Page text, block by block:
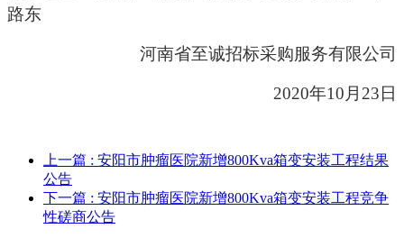
路东
河南省至诚招标采购服务有限公司
2020年10 月 23 日
上一篇 : 安阳市肿瘤医院新增800Kva箱变安装工程结果
公告
下一篇 : 安阳市肿瘤医院新增800Kva箱变安装工程竞争
性磋商公告